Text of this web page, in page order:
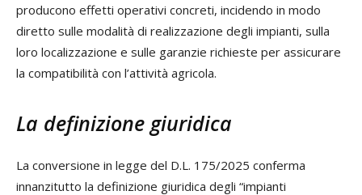
producono effetti operativi concreti, incidendo in modo
diretto sulle modalità di realizzazione degli impianti, sulla
loro localizzazione e sulle garanzie richieste per assicurare
la compatibilità con l’attività agricola.
La definizione giuridica
La conversione in legge del D.L. 175/2025 conferma
innanzitutto la definizione giuridica degli “impianti